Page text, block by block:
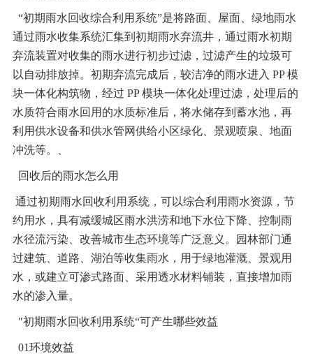
“初期雨水回收综合利用系统”是将路面、屋面、绿地雨水
通过雨水收集系统汇集到初期雨水弃流井，通过雨水初期
弃流装置对收集的雨水进行初步过滤，过滤产生的垃圾可
以自动排放掉。初期弃流完成后，较洁净的雨水进入 PP 模
块一体化构筑物，经过 PP 模块一体化处理过滤，处理后的
水质符合雨水回用的水质标准后，将水储存到蓄水池，再
利用供水设备和供水管网供给小区绿化、景观喷泉、地面
冲洗等。、
回收后的雨水怎么用
通过初期雨水回收利用系统，可以综合利用雨水资源，节
约用水，具有减缓城区雨水洪涝和地下水位下降、控制雨
水径流污染、改善城市生态环境等广泛意义。园林部门通
过建筑、道路、湖泊等收集雨水，用于绿地灌溉、景观用
水，或建立可渗式路面、采用透水材料铺装，直接增加雨
水的渗入量。
"初期雨水回收利用系统“可产生哪些效益
01环境效益